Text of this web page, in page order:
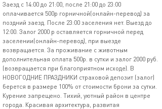
Заезд с 14:00 до 21:00, после 21:00 до 23:00
оплачивается 500р горничной(онлайн-перевод) за
поздний заезд. После 23:00 заселения нет. Выезд до
12:00. Залог 2000 р оставляется горничной перед
заселении(онлайн-перевод), при выезде
возвращается. За проживание с животным
дополнительная оплата 500р. в сутки и залог 2000 руб.
(возвращается при благоприятном исходе). В
НОВОГОДНИЕ ПРАЗДНИКИ страховой депозит (залог)
берется в размере 100% от стоимости брони за сутки.
Курение запрещено. Тихий, уютный район в центре
города. Красивая архитектура, развитая